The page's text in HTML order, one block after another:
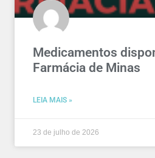
Medicamentos
Farmácia de Minas
LEIA MAIS »
23 de julho de 2026